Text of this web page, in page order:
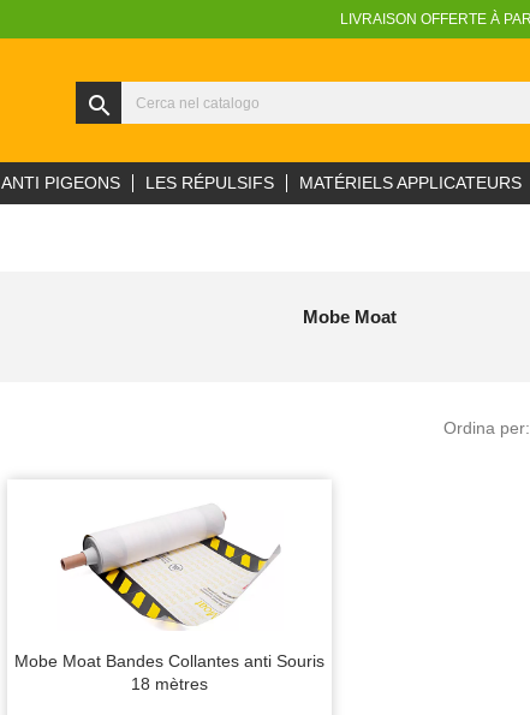
LIVRAISON OFFERTE À
search
ANTI PIGEONS LES RÉPULSIFS MATÉRIELS APPLICATEURS
Mobe Moat
Ordina per:
Mobe Moat Bandes Collantes anti Souris
18 mètres